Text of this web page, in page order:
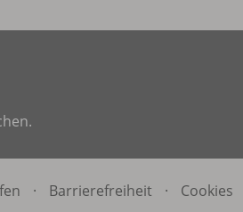
· Barrierefreiheit · Cookies